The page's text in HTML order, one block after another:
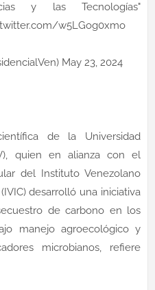
y las Tecnologías"
w5LGog0xmo
May 23, 2024
de la Universidad
quien en alianza con el
del Instituto Venezolano
desarrolló una iniciativa
de carbono en los
manejo agroecológico y
microbianos, refiere